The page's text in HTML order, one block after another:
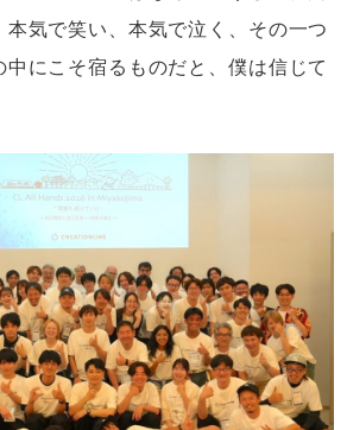
気で笑い、本気で泣く、その一つ
にこそ宿るものだと、僕は信じて